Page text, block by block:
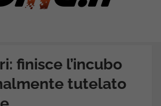
finisce l’incubo
tutelato